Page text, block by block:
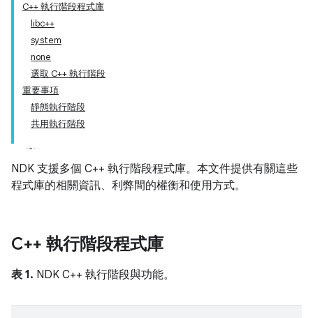
C++ 執行階段程式庫
libc++
system
none
選取 C++ 執行階段
重要事項
靜態執行階段
共用執行階段
NDK 支援多個 C++ 執行階段程式庫。本文件提供有關這些
程式庫的相關資訊、利弊間的權衡和使用方式。
C++ 執行階段程式庫
表 1. NDK C++ 執行階段與功能。